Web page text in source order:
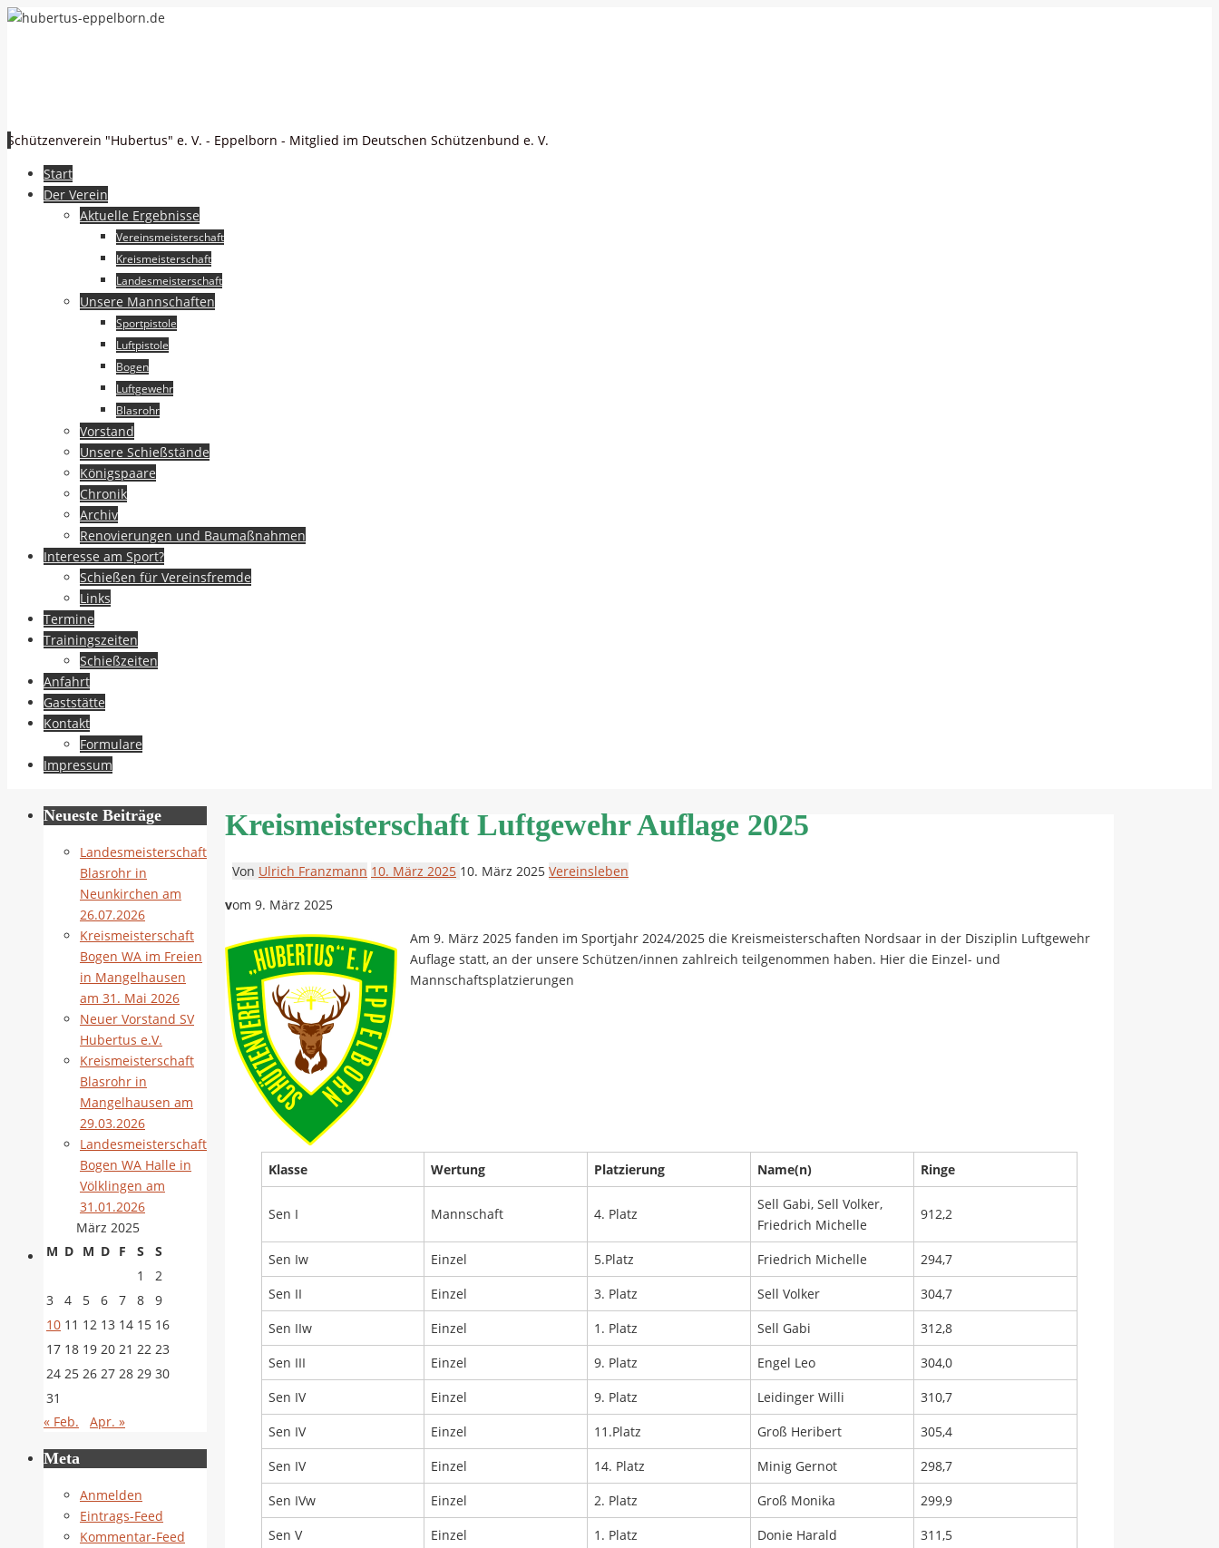
Schützenverein "Hubertus" e. V. - Eppelborn - Mitglied im Deutschen Schützenbund e. V.
Zum
Inhalt
Start
Der Verein
Aktuelle Ergebnisse
Vereinsmeisterschaft
Kreismeisterschaft
Landesmeisterschaft
Unsere Mannschaften
Sportpistole
Luftpistole
Bogen
Luftgewehr
Blasrohr
Vorstand
Unsere Schießstände
Königspaare
Chronik
Archiv
Renovierungen und Baumaßnahmen
Interesse am Sport?
Schießen für Vereinsfremde
Links
Termine
Trainingszeiten
Schießzeiten
Anfahrt
Gaststätte
Kontakt
Formulare
Impressum
Kreismeisterschaft Luftgewehr Auflage 2025
Von Ulrich Franzmann 10. März 2025 10. März 2025 Vereinsleben
vom 9. März 2025
Am 9. März 2025 fanden im Sportjahr 2024/2025 die Kreismeisterschaften Nordsaar in der Disziplin Luftgewehr
Auflage statt, an der unsere Schützen/innen zahlreich teilgenommen haben. Hier die Einzel- und
Mannschaftsplatzierungen
Klasse Wertung Platzierung Name(n) Ringe
Sen I Mannschaft 4. Platz
Sell Gabi, Sell Volker,
Friedrich Michelle
912,2
Sen Iw Einzel 5.Platz Friedrich Michelle
294,7
Sen II
Einzel 3. Platz Sell Volker
304,7
Sen IIw
Einzel 1. Platz Sell Gabi
312,8
Sen III
Einzel 9. Platz Engel Leo
304,0
Sen IV
Einzel 9. Platz Leidinger Willi
310,7
Sen IV
Einzel 11.Platz Groß Heribert
305,4
Sen IV
Einzel 14. Platz Minig Gernot
298,7
Sen IVw
Einzel 2. Platz Groß Monika
299,9
Sen V
Einzel 1. Platz Donie Harald 311,5
Neueste Beiträge
Landesmeisterschaft
Blasrohr in
Neunkirchen am
26.07.2026
Kreismeisterschaft
Bogen WA im Freien
in Mangelhausen
am 31. Mai 2026
Neuer Vorstand SV
Hubertus e.V.
Kreismeisterschaft
Blasrohr in
Mangelhausen am
29.03.2026
Landesmeisterschaft
Bogen WA Halle in
Völklingen am
31.01.2026
März 2025
M D M D F S
S
1
2
3
4 5 6 7 8
9
10 11 12 13 14 15 16
17 18 19 20 21 22 23
24 25 26 27 28 29 30
31
« Feb.
Apr. »
Meta
Anmelden
Eintrags-Feed
Kommentar-Feed